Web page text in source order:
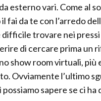
esterno vari. Come al
fai da te con l’arredo
trovare nei
di cercare prima un
show room virtuali, più
Ovviamente l’ultimo
sapere se ci